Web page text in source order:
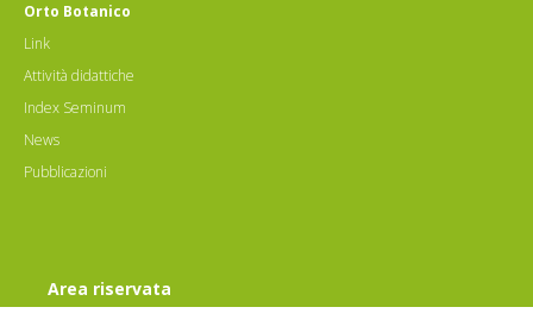
Orto Botanico
Link
Attività didattiche
Index Seminum
News
Pubblicazioni
Area riservata